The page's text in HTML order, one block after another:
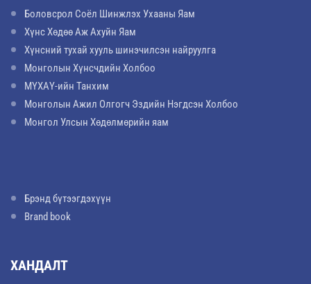
Боловсрол Соёл Шинжлэх Ухааны Яам
Хүнс Хөдөө Аж Ахуйн Яам
Хүнсний тухай хууль шинэчилсэн найруулга
Монголын Хүнсчдийн Холбоо
МҮХАҮ-ийн Танхим
Монголын Ажил Олгогч Эздийн Нэгдсэн Холбоо
Монгол Улсын Хөдөлмөрийн яам
Брэнд бүтээгдэхүүн
Brand book
ХАНДАЛТ